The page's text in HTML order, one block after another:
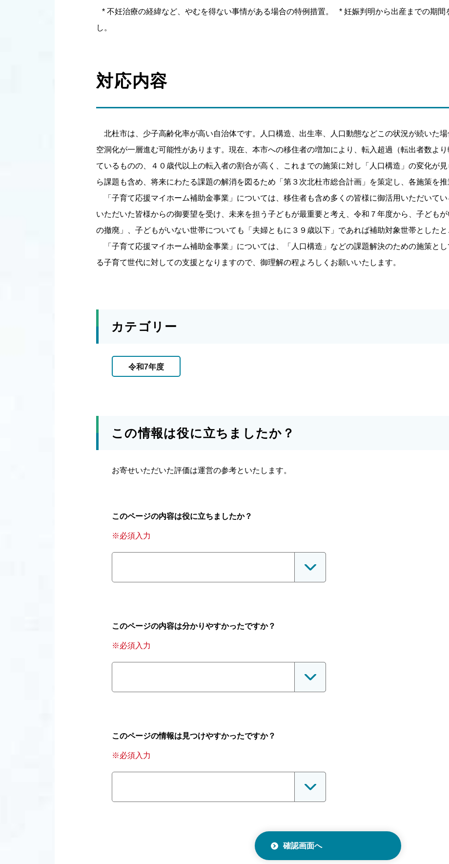
* 不妊治療の経緯など、やむを得ない事情がある場合の特例措置。 * 妊娠判明から出産までの期間
し。
対応内容
北杜市は、少子高齢化率が高い自治体です。人口構造、出生率、人口動態などこの状況が続いた
空洞化が一層進む可能性があります。現在、本市への移住者の増加により、転入超過（転出者数よ
ているものの、４０歳代以上の転入者の割合が高く、これまでの施策に対し「人口構造」の変化が
ら課題も含め、将来にわたる課題の解消を図るため「第３次北杜市総合計画」を策定し、各施策を推
「子育て応援マイホーム補助金事業」については、移住者も含め多くの皆様に御活用いただいて
いただいた皆様からの御要望を受け、未来を担う子どもが最重要と考え、令和７年度から、子ども
の撤廃」、子どもがいない世帯についても「夫婦ともに３９歳以下」であれば補助対象世帯としたと
「子育て応援マイホーム補助金事業」については、「人口構造」などの課題解決のための施策と
る子育て世代に対しての支援となりますので、御理解の程よろしくお願いいたします。
カテゴリー
令和7年度
この情報は役に立ちましたか？
お寄せいただいた評価は運営の参考といたします。
このページの内容は役に立ちましたか？
※必須入力
このページの内容は分かりやすかったですか？
※必須入力
このページの情報は見つけやすかったですか？
※必須入力